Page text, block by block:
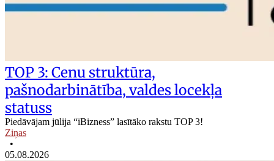
TOP 3: Cenu struktūra,
pašnodarbinātība, valdes locekļa
statuss
Piedāvājam jūlija “iBizness” lasītāko rakstu TOP 3!
Ziņas
•
05.08.2026